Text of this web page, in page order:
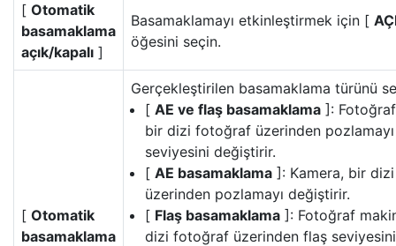
[ Otomatik
basamaklama
açık/kapalı ]
Basamaklamayı etkinleştirmek için [
öğesini seçin.
[ Otomatik
basamaklama
Gerçekleştirilen basamaklama türünü
[ AE ve flaş basamaklama ]:
bir dizi fotoğraf üzerinden
seviyesini değiştirir.
[ AE basamaklama ]: Kamera, bir
üzerinden pozlamayı değiştirir.
[ Flaş basamaklama ]: Fotoğraf
dizi fotoğraf üzerinden flaş seviyesini